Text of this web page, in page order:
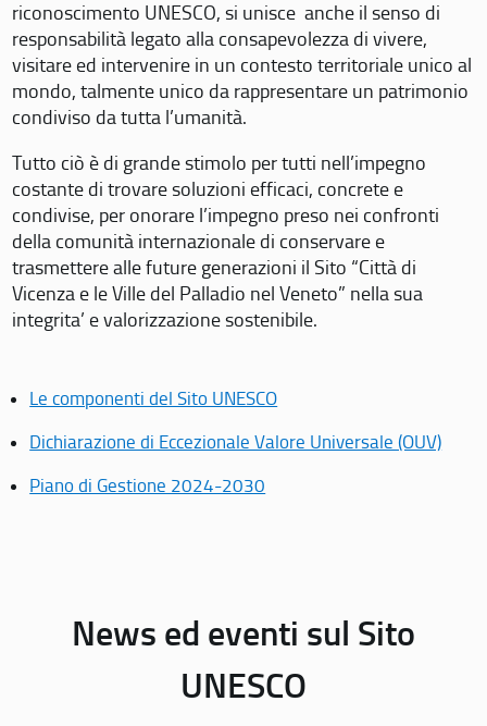
riconoscimento UNESCO, si unisce anche il senso di
responsabilità legato alla consapevolezza di vivere,
visitare ed intervenire in un contesto territoriale unico al
mondo, talmente unico da rappresentare un patrimonio
condiviso da tutta l’umanità.
Tutto ciò è di grande stimolo per tutti nell’impegno
costante di trovare soluzioni efficaci, concrete e
condivise, per onorare l’impegno preso nei confronti
della comunità internazionale di conservare e
trasmettere alle future generazioni il Sito “Città di
Vicenza e le Ville del Palladio nel Veneto” nella sua
integrita’ e valorizzazione sostenibile.
Le componenti del Sito UNESCO
Dichiarazione di Eccezionale Valore Universale (OUV)
Piano di Gestione 2024-2030
News ed eventi sul Sito
UNESCO